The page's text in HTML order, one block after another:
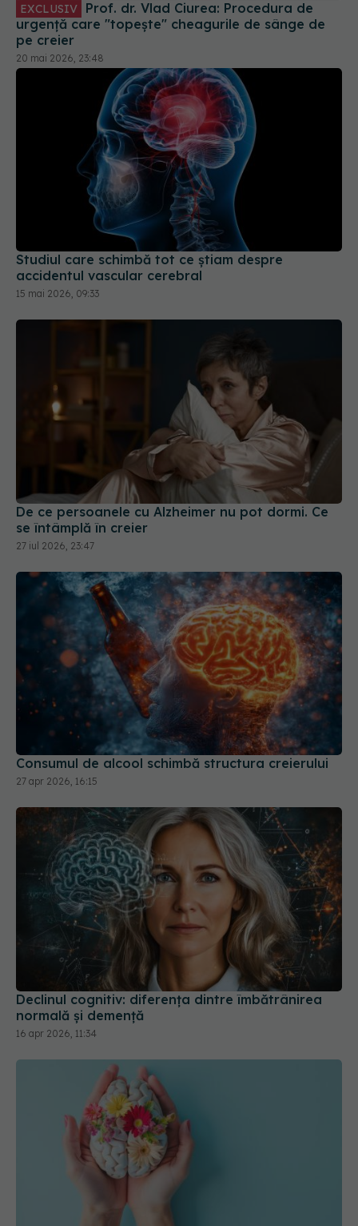
EXCLUSIV
urgență care "topește" cheagurile de sânge de
pe creier
20 mai 2026, 23:48
Studiul care schimbă tot ce știam despre
accidentul vascular cerebral
15 mai 2026, 09:33
De ce persoanele cu Alzheimer nu pot dormi. Ce
se întâmplă în creier
27 iul 2026, 23:47
Consumul de alcool schimbă structura creierului
27 apr 2026, 16:15
Declinul cognitiv: diferența dintre îmbătrânirea
normală și demență
16 apr 2026, 11:34